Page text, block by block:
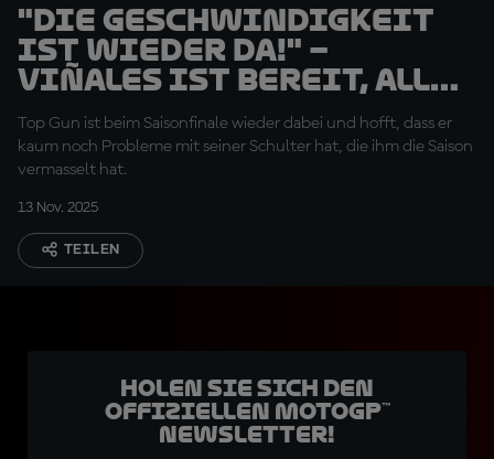
"Die Geschwindigkeit
ist wieder da!" –
Viñales ist bereit, alles
zu geben
Top Gun ist beim Saisonfinale wieder dabei und hofft, dass er
kaum noch Probleme mit seiner Schulter hat, die ihm die Saison
vermasselt hat.
13 Nov. 2025
TEILEN
Holen Sie sich den
offiziellen MotoGP™
Newsletter!